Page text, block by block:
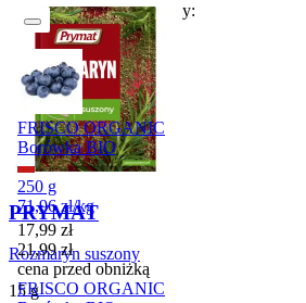
W tym tygodniu polecamy:
Promocja
FRISCO ORGANIC
Borówka BIO
250 g
71,96 zł/kg
Cena promocyjna
17,99 zł
21,99 zł
cena przed obniżką
FRISCO ORGANIC
PRYMAT
Rozmaryn suszony
15 g